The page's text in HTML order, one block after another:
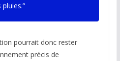
pourrait donc rester
précis de